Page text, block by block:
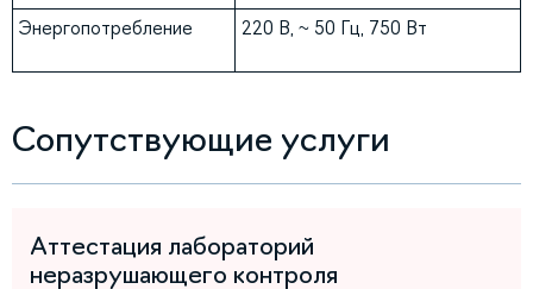
Энергопотребление 220 В, ~ 50 Гц, 750 Вт
Сопутствующие услуги
Аттестация лабораторий
неразрушающего контроля